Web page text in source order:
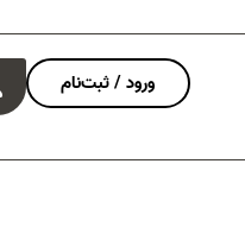
ورود / ثبت‌نام